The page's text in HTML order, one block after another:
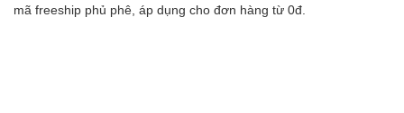
mã freeship phủ phê, áp dụng cho đơn hàng từ 0đ.